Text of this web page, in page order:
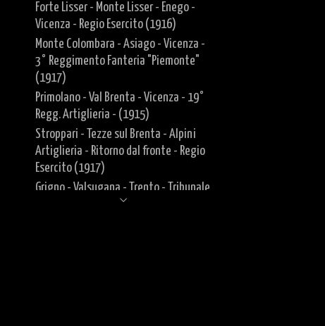
Forte Lisser - Monte Lisser - Enego -
Vicenza - Regio Esercito (1916)
Monte Colombara - Asiago - Vicenza -
3° Reggimento Fanteria "Piemonte"
(1917)
Primolano - Val Brenta - Vicenza - 19°
Regg. Artiglieria - (1915)
Stroppari - Tezze sul Brenta - Alpini
Artiglieria - Ritorno dal fronte - Regio
Esercito (1917)
Grigno - Valsugana - Trento - Tribunale